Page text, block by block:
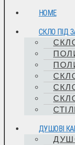
HOME
СКЛО ПІД
ДУШОВІ